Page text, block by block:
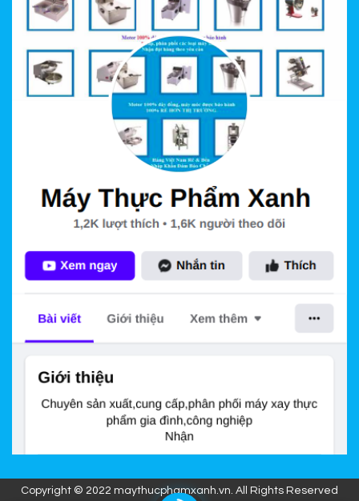
Copyright © 2022 maythucphamxanh.vn. All Rights Reserved